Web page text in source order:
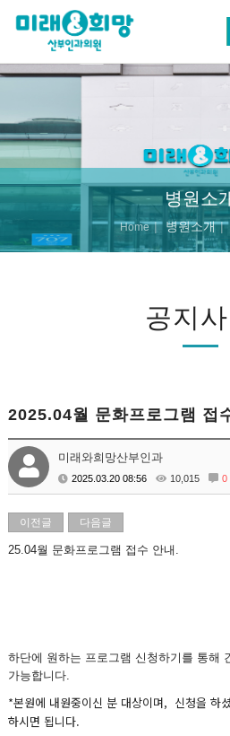
병원소
Home 병원소개
공지
2025.04월 문화프로그램 접
미래와희망산부인과
2025.03.20 08:56 10,015 0
이전글 다음글
25.04월 문화프로그램 접수 안내.
하단에 원하는 프로그램 신청하기를 통해
가능합니다.
*본원에 내원중이신 분 대상이며, 신청을 하
하시면 됩니다.